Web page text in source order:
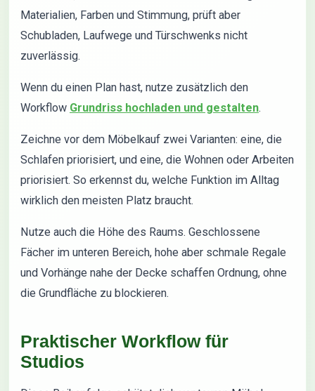
Materialien, Farben und Stimmung, prüft aber
Schubladen, Laufwege und Türschwenks nicht
zuverlässig.
Wenn du einen Plan hast, nutze zusätzlich den
Workflow Grundriss hochladen und gestalten.
Zeichne vor dem Möbelkauf zwei Varianten: eine, die
Schlafen priorisiert, und eine, die Wohnen oder Arbeiten
priorisiert. So erkennst du, welche Funktion im Alltag
wirklich den meisten Platz braucht.
Nutze auch die Höhe des Raums. Geschlossene
Fächer im unteren Bereich, hohe aber schmale Regale
und Vorhänge nahe der Decke schaffen Ordnung, ohne
die Grundfläche zu blockieren.
Praktischer Workflow für
Studios